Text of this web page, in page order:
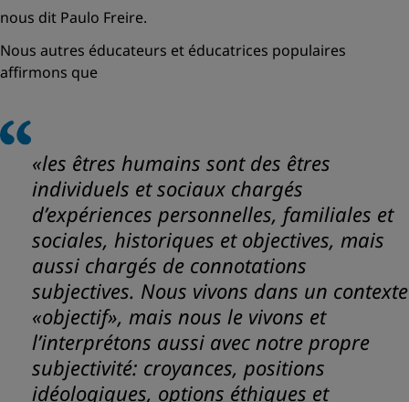
nous dit Paulo Freire.
Nous autres éducateurs et éducatrices populaires
affirmons que
«les êtres humains sont des êtres
individuels et sociaux chargés
d’expériences personnelles, familiales et
sociales, historiques et objectives, mais
aussi chargés de connotations
subjectives. Nous vivons dans un contexte
«objectif», mais nous le vivons et
l’interprétons aussi avec notre propre
subjectivité: croyances, positions
idéologiques, options éthiques et